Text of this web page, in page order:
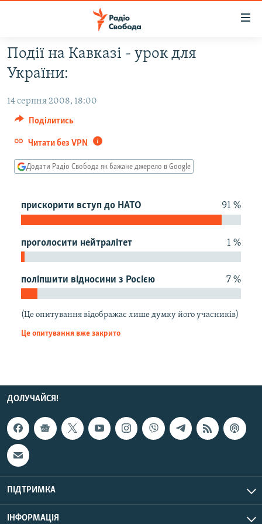
Перейти
до
основного
Перейти
навігації
Перейти
РАДІО СВОБОДА – 70 РОКІВ
ВСЕ ЗА ДОБУ
СТАТТІ
ПОЛІТИКА
ЕКОНОМІКА
СУСПІЛЬСТВО
СПОРТ
СВІТ
ВІЙНА
РОСІЙСЬКА «ФІЛЬТРАЦІЯ»
ДОНБАС.РЕАЛІЇ
ТИ ЯК?
ПРИАЗОВ’Я
КИТАЙ.ВИКЛИКИ
ФОТО
СПЕЦПРОЄКТИ
КРИМ РЕАЛІЇ
РУС
УКР
КТАТ
ДОЛУЧАЙСЯ!
Події на Кавказі - урок для
України:
14 серпня 2008, 18:00
Поділитись
Читати без VPN
Додати Радіо Свобода як бажане джерело в Google
прискорити вступ до НАТО 91 %
проголосити нейтралітет 1 %
поліпшити відносини з Росією 7 %
(Це опитування відображає лише думку його учасників)
Це опитування вже закрито
ДОЛУЧАЙСЯ!
ПІДТРИМКА
ІНФОРМАЦІЯ